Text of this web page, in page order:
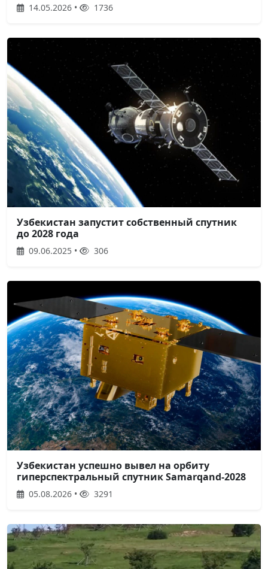
14.05.2026 • 1736
Узбекистан запустит собственный спутник
до 2028 года
09.06.2025 • 306
Узбекистан успешно вывел на орбиту
гиперспектральный спутник Samarqand-2028
05.08.2026 • 3291